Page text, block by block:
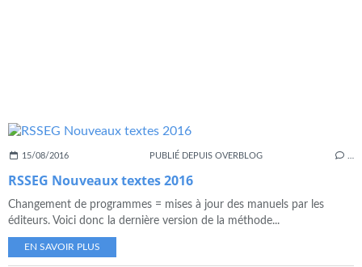
15/08/2016 PUBLIÉ DEPUIS OVERBLOG
RSSEG Nouveaux textes 2016
Changement de programmes = mises à jour des manuels par les
éditeurs. Voici donc la dernière version de la méthode...
EN SAVOIR PLUS